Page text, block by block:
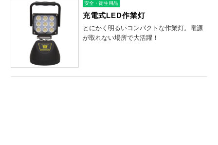
安全・衛生用品
充電式LED作業灯
とにかく明るいコンパクトな作業灯。電源
が取れない場所で大活躍！